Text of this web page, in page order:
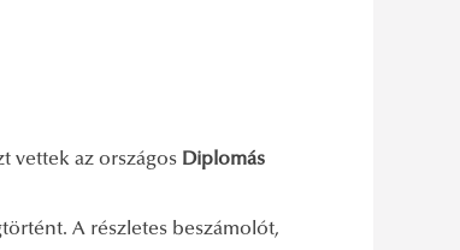
vettek az országos Diplomás
A részletes beszámolót,